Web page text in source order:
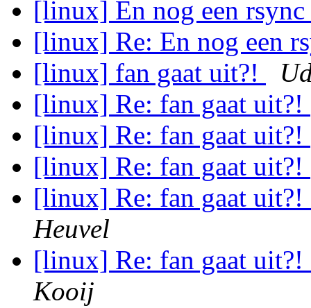
[linux] En nog een
[linux] Re: En nog een
[linux] fan gaat uit?!
[linux] Re: fan gaat uit?!
[linux] Re: fan gaat uit?!
[linux] Re: fan gaat uit?!
[linux] Re: fan gaat
Heuvel
[linux] Re: fan gaat
Kooij